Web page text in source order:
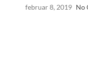
februar 8, 2019 No